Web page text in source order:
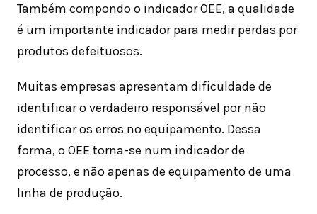
Também compondo o indicador OEE, a qualidade
é um importante indicador para medir perdas por
produtos defeituosos.
Muitas empresas apresentam dificuldade de
identificar o verdadeiro responsável por não
identificar os erros no equipamento. Dessa
forma, o OEE torna-se num indicador de
processo, e não apenas de equipamento de uma
linha de produção.